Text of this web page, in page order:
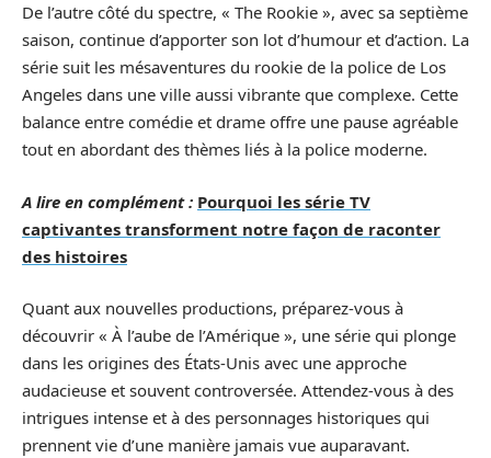
De l’autre côté du spectre, « The Rookie », avec sa septième
saison, continue d’apporter son lot d’humour et d’action. La
série suit les mésaventures du rookie de la police de Los
Angeles dans une ville aussi vibrante que complexe. Cette
balance entre comédie et drame offre une pause agréable
tout en abordant des thèmes liés à la police moderne.
A lire en complément : Pourquoi les série TV
captivantes transforment notre façon de raconter
des histoires
Quant aux nouvelles productions, préparez-vous à
découvrir « À l’aube de l’Amérique », une série qui plonge
dans les origines des États-Unis avec une approche
audacieuse et souvent controversée. Attendez-vous à des
intrigues intense et à des personnages historiques qui
prennent vie d’une manière jamais vue auparavant.